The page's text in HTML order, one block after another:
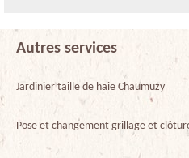
Autres services
Jardinier taille de haie Chaumuzy
Pose et changement grillage et